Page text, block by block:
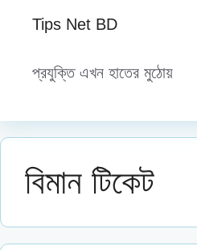
Tips Net BD
প্রযুক্তি এখন হাতের মুঠোয়
বিমান টিকেট